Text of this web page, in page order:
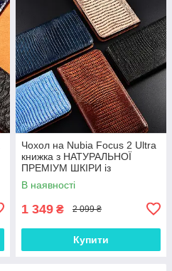
Чохол на Nubia Focus 2 Ultra
книжка з НАТУРАЛЬНОЇ
ПРЕМІУМ ШКІРИ із
підставкою протиударний
магнітний "VARAN"
В наявності
1 349 ₴ 2 099 ₴
Купити